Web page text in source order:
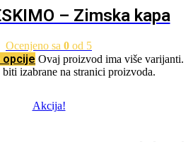
– Zimska kapa
Ocenjeno sa 0 od 5
opcije Ovaj proizvod ima više varijanti.
izabrane na stranici proizvoda.
Akcija!